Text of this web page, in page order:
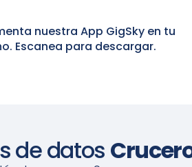
nuestra App GigSky en tu
Escanea para descargar.
de datos